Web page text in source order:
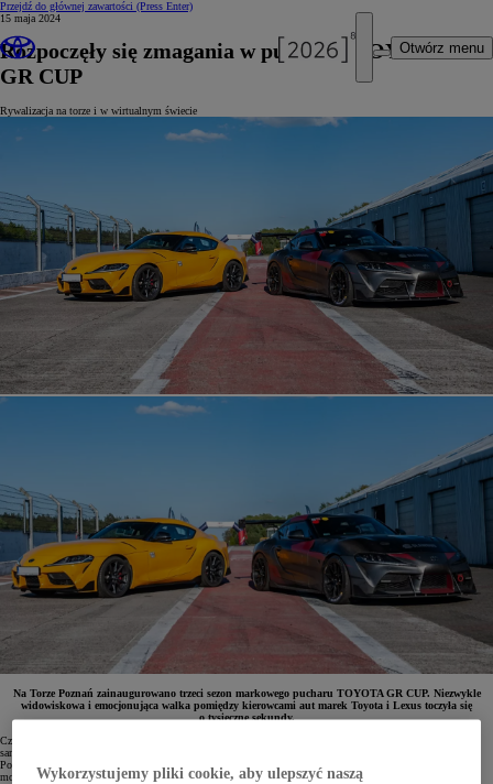
Przejdź do głównej zawartości (Press Enter)
Otwórz menu
15 maja 2024
Rozpoczęły się zmagania w pucharze TOYOTA
GR CUP
Rywalizacja na torze i w wirtualnym świecie
Na Torze Poznań zainaugurowano trzeci sezon markowego pucharu TOYOTA GR CUP. Niezwykle
widowiskowa i emocjonująca walka pomiędzy kierowcami aut marek Toyota i Lexus toczyła się
o tysięczne sekundy.
Czym jest TOYOTA GR CUP? To seria zawodów i wydarzeń stworzona z myślą o miłośnikach sportowych
samochodów marek Toyota i Lexus, a zwłaszcza kultowych modeli z linii GR. TOYOTA GAZOO Racing
Polska organizuje już trzeci sezon tego markowego pucharu łączącego rywalizację ze świata sportów
motorowych z e-motorsportem i motoryzacyjnymi zlotami.
Wykorzystujemy pliki cookie, aby ulepszyć naszą